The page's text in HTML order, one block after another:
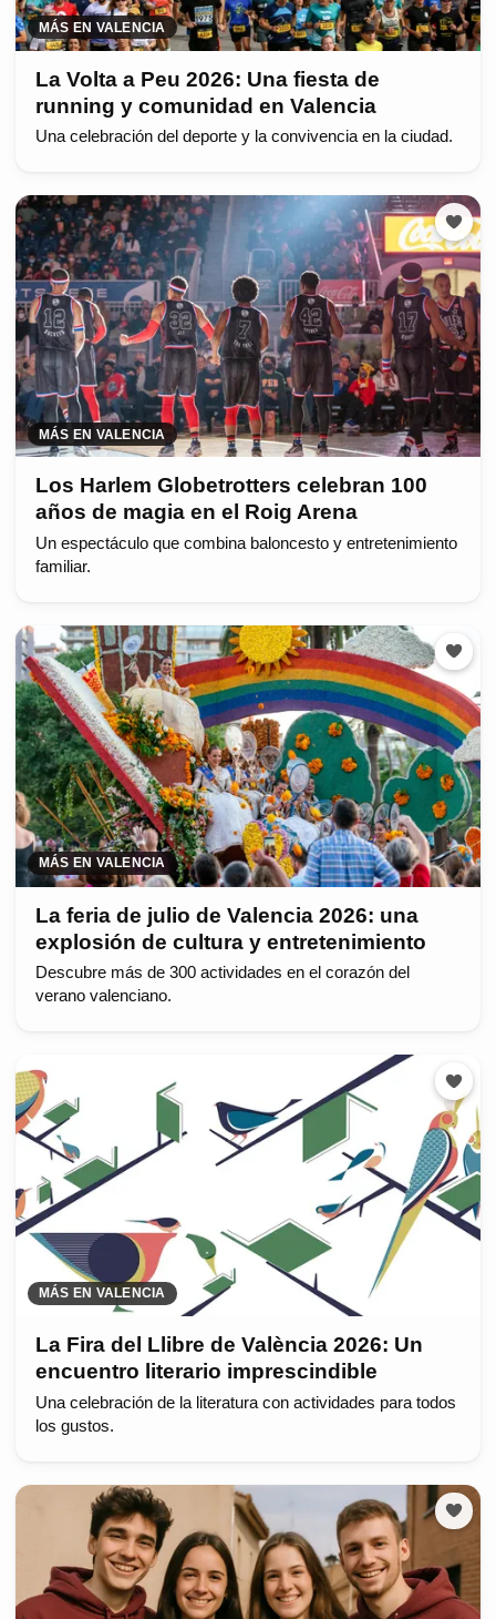
MÁS EN VALENCIA
La Volta a Peu 2026: Una fiesta de
running y comunidad en Valencia
Una celebración del deporte y la convivencia en la ciudad.
MÁS EN VALENCIA
Los Harlem Globetrotters celebran 100
años de magia en el Roig Arena
Un espectáculo que combina baloncesto y entretenimiento
familiar.
MÁS EN VALENCIA
La feria de julio de Valencia 2026: una
explosión de cultura y entretenimiento
Descubre más de 300 actividades en el corazón del
verano valenciano.
MÁS EN VALENCIA
La Fira del Llibre de València 2026: Un
encuentro literario imprescindible
Una celebración de la literatura con actividades para todos
los gustos.